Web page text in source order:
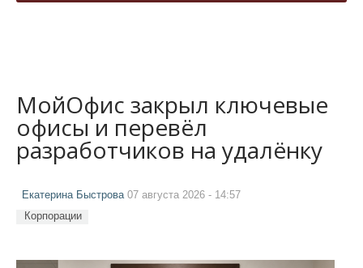
МойОфис закрыл ключевые
офисы и перевёл
разработчиков на удалёнку
Екатерина Быстрова 07 августа 2026 - 14:57
Корпорации